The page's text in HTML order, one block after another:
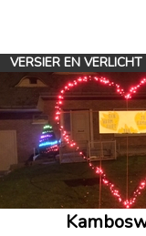
VERSIER EN